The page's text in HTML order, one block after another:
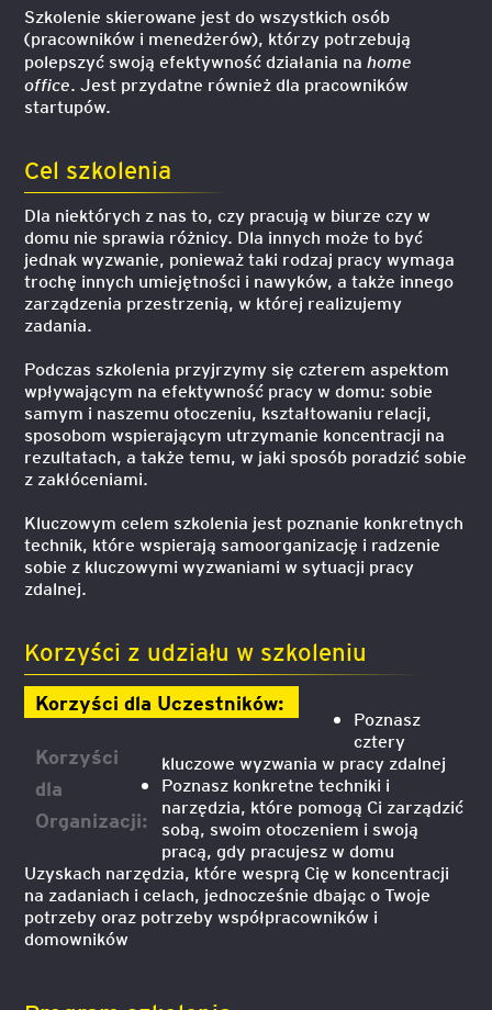
Szkolenie skierowane jest do wszystkich osób
(pracowników i menedżerów), którzy potrzebują
polepszyć swoją efektywność działania nahome
office. Jest przydatne również dla pracowników
startupów.
Cel szkolenia
Dla niektórych z nas to, czy pracują w biurze czy w
domu nie sprawia różnicy. Dla innych może to być
jednak wyzwanie, ponieważ taki rodzaj pracy wymaga
trochę innych umiejętności i nawyków, a także innego
zarządzenia przestrzenią, w której realizujemy
zadania.
Podczas szkolenia przyjrzymy się czterem aspektom
wpływającym na efektywność pracy w domu: sobie
samym i naszemu otoczeniu, kształtowaniu relacji,
sposobom wspierającym utrzymanie koncentracji na
rezultatach, a także temu, w jaki sposób poradzić sobie
z zakłóceniami.
Kluczowym celem szkolenia jest poznanie konkretnych
technik, które wspierają samoorganizację i radzenie
sobie z kluczowymi wyzwaniami w sytuacji pracy
zdalnej.
Korzyści z udziału w szkoleniu
Korzyści dla Uczestników:
Korzyści
dla
Organizacji:
Poznasz
cztery
kluczowe wyzwania w pracy zdalnej
Poznasz konkretne techniki i
narzędzia, które pomogą Ci zarządzić
sobą, swoim otoczeniem i swoją
pracą, gdy pracujesz w domu
Uzyskach narzędzia, które wesprą Cię w koncentracji
na zadaniach i celach, jednocześnie dbając o Twoje
potrzeby oraz potrzeby współpracowników i
domowników